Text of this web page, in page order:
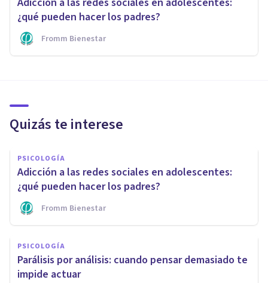
¿qué pueden hacer los padres?
Fromm Bienestar
Quizás te interese
PSICOLOGÍA
Adicción a las redes sociales en adolescentes:
¿qué pueden hacer los padres?
Fromm Bienestar
PSICOLOGÍA
Parálisis por análisis: cuando pensar demasiado te
impide actuar